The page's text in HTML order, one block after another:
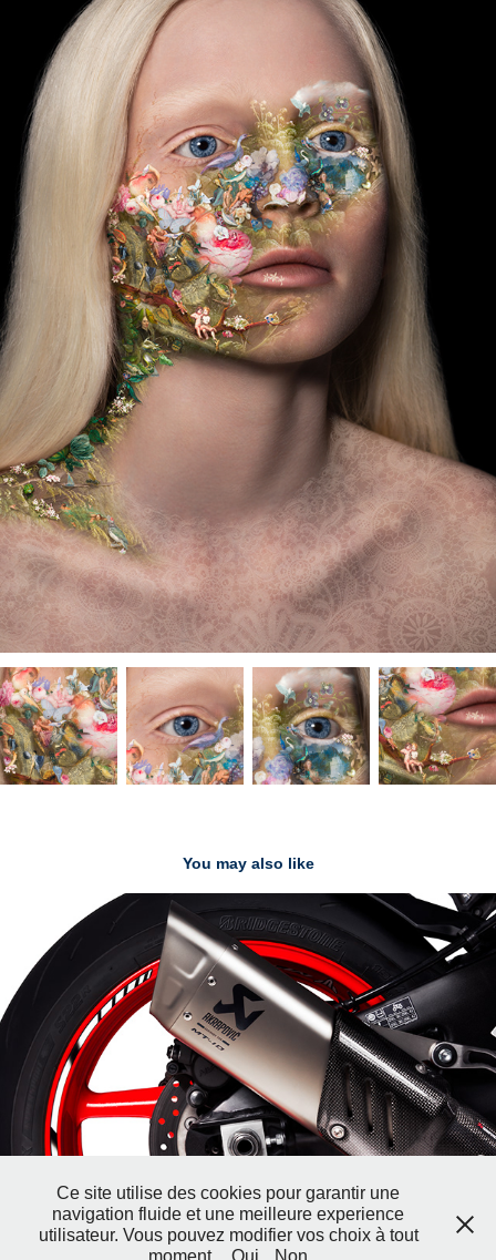
You may also like
VEHICULES
2024
Ce site utilise des cookies pour garantir une
navigation fluide et une meilleure experience
utilisateur. Vous pouvez modifier vos choix à tout
moment.
Oui Non